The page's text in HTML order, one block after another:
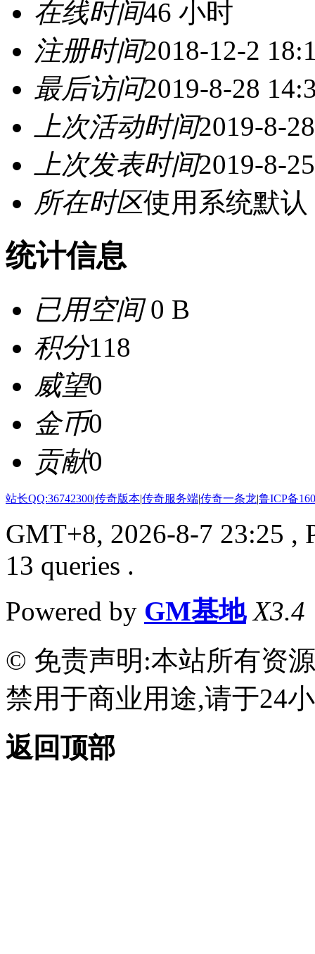
在线时间46 小时
注册时间2018-12-2
最后访问2019-8-28
上次活动时间2019-8-
上次发表时间2019-8-
所在时区使用系统默认
统计信息
已用空间0 B
积分118
威望0
金币0
贡献0
站长QQ:36742300|传奇版本|传奇服务端|传奇一条龙|鲁ICP备
GMT+8, 2026-8-7 23:25 ,
13 queries .
Powered by GM基地 X3.4
© 免责声明:本站所有资
禁用于商业用途,请于24
返回顶部